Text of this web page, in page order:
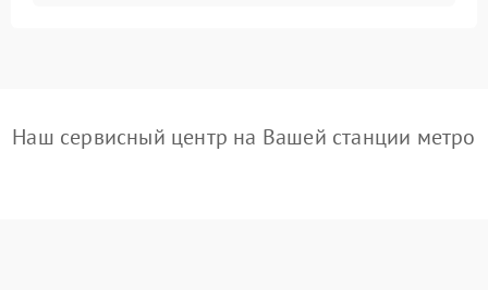
Наш сервисный центр на Вашей станции метро